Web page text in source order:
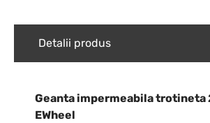
Detalii produs
Geanta impermeabila trotineta
EWheel